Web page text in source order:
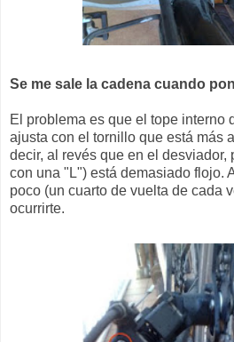
Se me sale la cadena cuando
El problema es que el tope interno
ajusta con el tornillo que está más
decir, al revés que en el desviador,
con una "L") está demasiado flojo.
poco (un cuarto de vuelta de cada
ocurrirte.